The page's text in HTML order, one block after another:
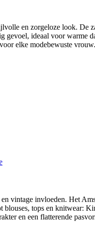
en zorgeloze look.
ideaal voor warme
elke modebewuste
vintage invloeden. Het
tops en
en een flatterende